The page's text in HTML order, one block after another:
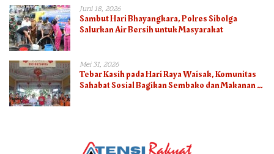
Juni 18, 2026
Sambut Hari Bhayangkara, Polres Sibolga
Salurkan Air Bersih untuk Masyarakat
Mei 31, 2026
Tebar Kasih pada Hari Raya Waisak, Komunitas
Sahabat Sosial Bagikan Sembako dan Makanan di